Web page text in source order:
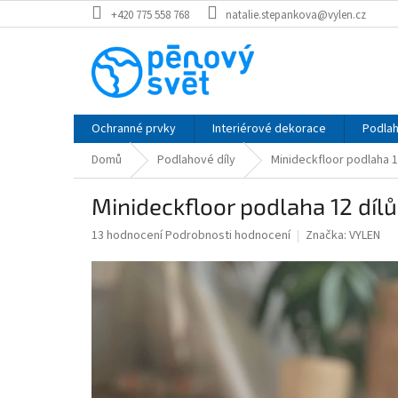
na
+420 775 558 768 natalie.stepankova@vylen.cz
Ochranné prvky Interiérové dekorace
Domů
Podlahové díly Minideckfloor podlaha
Minideckfloor podlaha 12
Průměrné
je
13 hodnoceníPodrobnosti hodnocení Značka: VYLEN